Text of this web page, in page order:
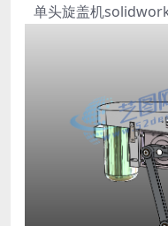
单头旋盖机